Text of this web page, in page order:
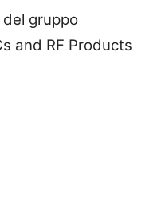
gruppo
and RF Products